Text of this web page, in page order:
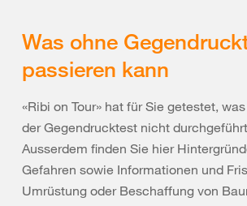
Was ohne
passieren kann
«Ribi on Tour» hat für Sie getestet,
der Gegendrucktest nicht
Ausserdem finden Sie hier
Gefahren sowie Informationen und
Umrüstung oder Beschaffung von